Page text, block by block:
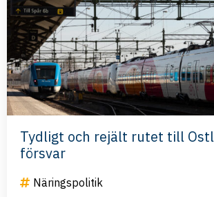
Tydligt och rejält rutet till
försvar
Näringspolitik